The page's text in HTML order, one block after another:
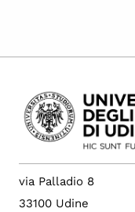
via Palladio 8
33100 Udine